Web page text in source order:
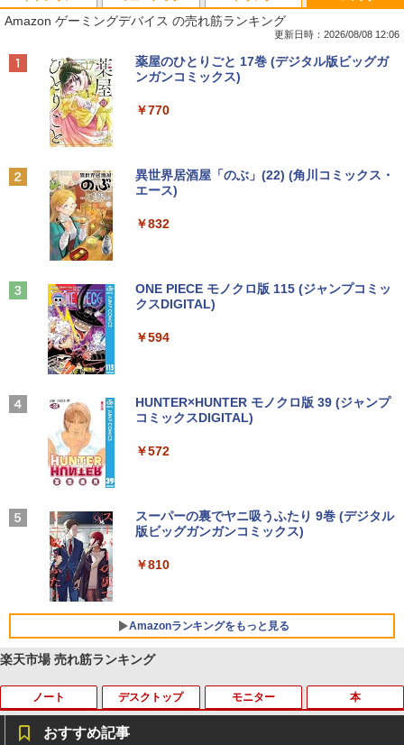
Anker Soundcore P40i オフホワイト
Anker Soundcore P31i ブラック
Anker Soundcore Liberty 5 ミッドナイトブ
ラック
￥14,990
【2026年アップグレード版】AOKIMI ワイヤ
レスイヤホン bluetooth イヤホン V12 小型
るーとゅーす コードレス ENCノイズキャン
￥1,964
リング ANC 36時間再生
￥3,480
BRUCE WAYNE feat. Flo Milli, ATL Jacob
[Explicit]
￥250
BRUCE WAYNE feat. Flo Milli, ATL Jacob
[Explicit]
￥250
On My Road (Stadium ver.)
On My Road (Stadium ver.)
BUGS LIFE
by Amazon 天然水 ラベルレス 500ml ×24本
富士山の天然水 バナジウム含有 水 ミネラル
ットル (Smart Basic)
【Amazon.co.jp限定】 い・ろ・は・す 2L P
by Amazon 天然水ラベルレス 2L×9本
￥1,117
by Amazon 炭酸水 ラベルレス 500ml ×24本
art Basic)
コカ・コーラ やかんの麦茶 from 爽健美茶 ラ
Amazon ゲーミングデバイス の売れ筋ランキング
更新日時：2026/08/08 12:06
薬屋のひとりごと 17巻 (デジタル版ビッグガ
ンガンコミックス)
￥770
異世界居酒屋「のぶ」(22) (角川コミックス・
エース)
￥832
ONE PIECE モノクロ版 115 (ジャンプコミッ
クスDIGITAL)
￥594
HUNTER×HUNTER モノクロ版 39 (ジャンプ
コミックスDIGITAL)
￥572
スーパーの裏でヤニ吸うふたり 9巻 (デジタル
版ビッグガンガンコミックス)
￥810
Amazonランキングをもっと見る
楽天市場 売れ筋ランキング
ノート デスクトップ モニター 本
おすすめ記事